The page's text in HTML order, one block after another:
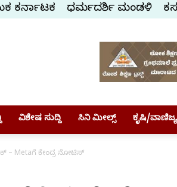
ಕರ್ನಾಟಕ ಧರ್ಮದರ್ಶಿ ಮಂಡಳಿ
ವಿಶೇಷ ಸುದ್ದಿ ಸಿನಿ ಮೀಲ್ಸ್ ಕೃಷಿ/ವಾಣಿಜ್ಯ
– Metaಗೆ ಕೇಂದ್ರ ನೋಟಿಸ್